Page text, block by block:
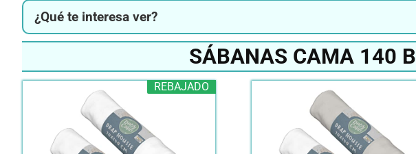
¿Qué te interesa ver?
SÁBANAS CAMA 140
REBAJADO